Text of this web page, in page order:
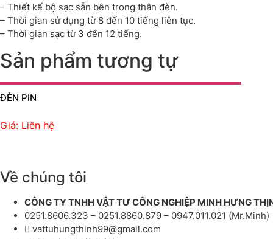
– Thiết kế bộ sạc sẵn bên trong thân đèn.
– Thời gian sử dụng từ 8 đến 10 tiếng liên tục.
– Thời gian sạc từ 3 đến 12 tiếng.
Sản phẩm tương tự
ĐÈN PIN
Giá: Liên hệ
Về chúng tôi
CÔNG TY TNHH VẬT TƯ CÔNG NGHIỆP MINH HƯNG
0251.8606.323 – 0251.8860.879 – 0947.011.021 (Mr.Minh)
vattuhungthinh99@gmail.com